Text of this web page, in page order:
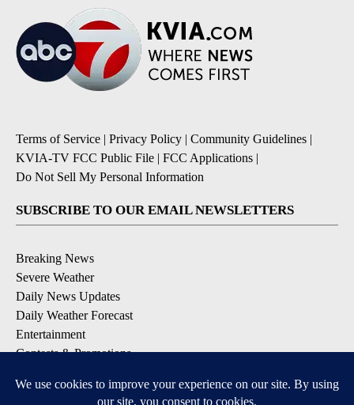
Terms of Service | Privacy Policy | Community Guidelines |
KVIA-TV FCC Public File | FCC Applications |
Do Not Sell My Personal Information
SUBSCRIBE TO OUR EMAIL NEWSLETTERS
Breaking News
Severe Weather
Daily News Updates
Daily Weather Forecast
Entertainment
Contests & Promotions
DOWNLOAD OUR APPS